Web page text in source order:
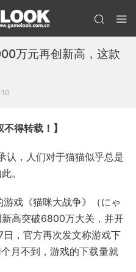
万元再创新高，这款
得转载！】
认，人们对于猫猫似乎总是
。
戏《猫咪大战争》（にゃ
高突破6800万大关，并开
，官方再次发文称游戏下
月不到，游戏的下载量就